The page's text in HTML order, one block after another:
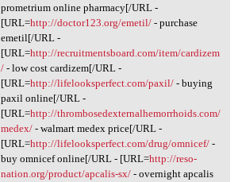
prometrium online pharmacy[/URL -
[URL=http://doctor123.org/emetil/- purchase
emetil[/URL -
[URL=http://recruitmentsboard.com/item/cardizem
/- low cost cardizem[/URL -
[URL=http://lifelooksperfect.com/paxil/- buying
paxil online[/URL -
[URL=http://thrombosedexternalhemorrhoids.com/
medex/- walmart medex price[/URL -
[URL=http://lifelooksperfect.com/drug/omnicef/-
buy omnicef online[/URL - [URL=http://reso-
nation.org/product/apcalis-sx/- overnight apcalis